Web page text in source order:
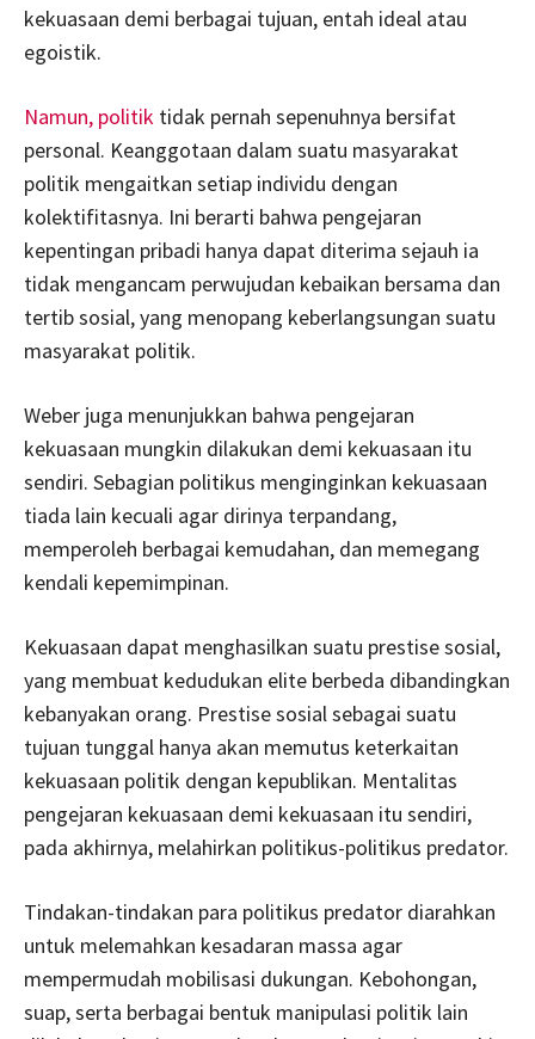
kekuasaan demi berbagai tujuan, entah ideal atau
egoistik.
Namun, politik tidak pernah sepenuhnya bersifat
personal. Keanggotaan dalam suatu masyarakat
politik mengaitkan setiap individu dengan
kolektifitasnya. Ini berarti bahwa pengejaran
kepentingan pribadi hanya dapat diterima sejauh ia
tidak mengancam perwujudan kebaikan bersama dan
tertib sosial, yang menopang keberlangsungan suatu
masyarakat politik.
Weber juga menunjukkan bahwa pengejaran
kekuasaan mungkin dilakukan demi kekuasaan itu
sendiri. Sebagian politikus menginginkan kekuasaan
tiada lain kecuali agar dirinya terpandang,
memperoleh berbagai kemudahan, dan memegang
kendali kepemimpinan.
Kekuasaan dapat menghasilkan suatu prestise sosial,
yang membuat kedudukan elite berbeda dibandingkan
kebanyakan orang. Prestise sosial sebagai suatu
tujuan tunggal hanya akan memutus keterkaitan
kekuasaan politik dengan kepublikan. Mentalitas
pengejaran kekuasaan demi kekuasaan itu sendiri,
pada akhirnya, melahirkan politikus-politikus predator.
Tindakan-tindakan para politikus predator diarahkan
untuk melemahkan kesadaran massa agar
mempermudah mobilisasi dukungan. Kebohongan,
suap, serta berbagai bentuk manipulasi politik lain